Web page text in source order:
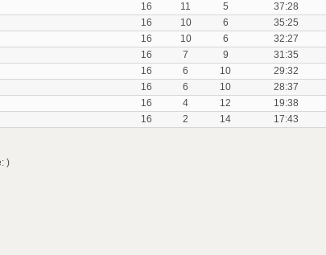
16 11 5 37:28
16 10 6 35:25
16 10 6 32:27
16 7 9 31:35
16 6 10 29:32
16 6 10 28:37
16 4 12 19:38
16 2 14 17:43
)